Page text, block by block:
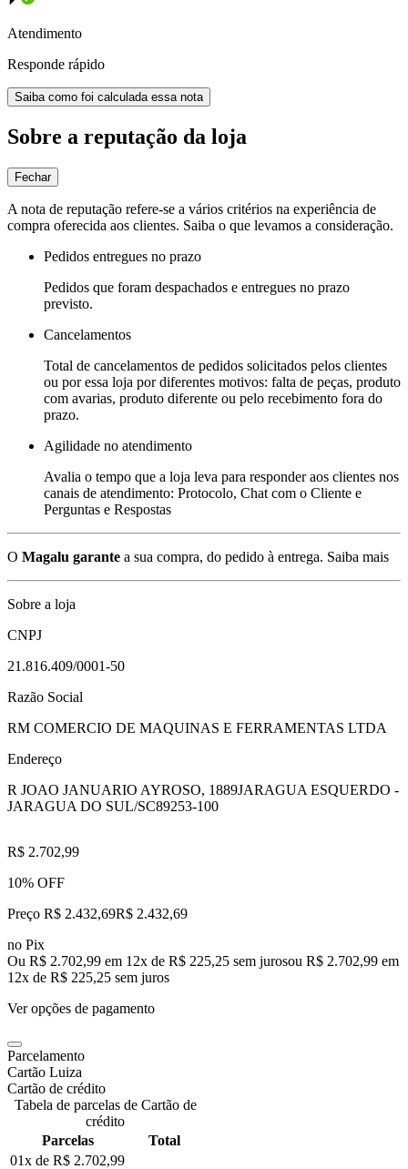
Atendimento
Responde rápido
Saiba como foi calculada essa nota
Sobre a reputação da loja
Fechar
A nota de reputação refere-se a vários critérios na experiência de
compra oferecida aos clientes. Saiba o que levamos a consideração.
Pedidos entregues no prazo
Pedidos que foram despachados e entregues no prazo
previsto.
Cancelamentos
Total de cancelamentos de pedidos solicitados pelos clientes
ou por essa loja por diferentes motivos: falta de peças, produto
com avarias, produto diferente ou pelo recebimento fora do
prazo.
Agilidade no atendimento
Avalia o tempo que a loja leva para responder aos clientes nos
canais de atendimento: Protocolo, Chat com o Cliente e
Perguntas e Respostas
O Magalu garante a sua compra, do pedido à entrega. Saiba mais
Sobre a loja
CNPJ
21.816.409/0001-50
Razão Social
RM COMERCIO DE MAQUINAS E FERRAMENTAS LTDA
Endereço
R JOAO JANUARIO AYROSO, 1889JARAGUA ESQUERDO -
JARAGUA DO SUL/SC89253-100
R$ 2.702,99
10% OFF
Preço R$ 2.432,69R$ 2.432,69
no Pix
Ou R$ 2.702,99 em 12x de R$ 225,25 sem jurosou R$ 2.702,99 em
12x de R$ 225,25 sem juros
Ver opções de pagamento
Parcelamento
Cartão Luiza
Cartão de crédito
Tabela de parcelas de Cartão de
crédito
Parcelas
Total
01x de R$ 2.702,99